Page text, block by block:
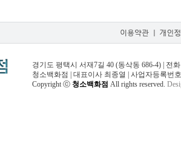
경기도 평택시 서재7길 40 (동삭동 686-4) | 전화
청소백화점 | 대표이사 최종열 | 사업자등록번
Copyright ⓒ 청소백화점 All rights reserved.